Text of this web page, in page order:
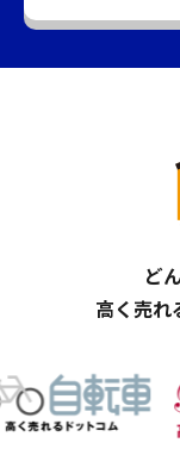
ど
高く売れ